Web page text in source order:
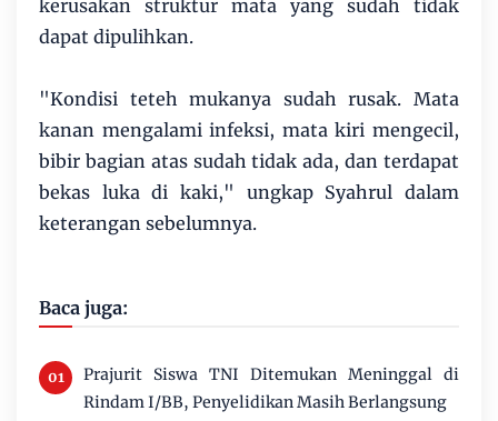
kerusakan struktur mata yang sudah tidak
dapat dipulihkan.
"Kondisi teteh mukanya sudah rusak. Mata
kanan mengalami infeksi, mata kiri mengecil,
bibir bagian atas sudah tidak ada, dan terdapat
bekas luka di kaki," ungkap Syahrul dalam
keterangan sebelumnya.
Baca juga:
Prajurit Siswa TNI Ditemukan Meninggal di
Rindam I/BB, Penyelidikan Masih Berlangsung